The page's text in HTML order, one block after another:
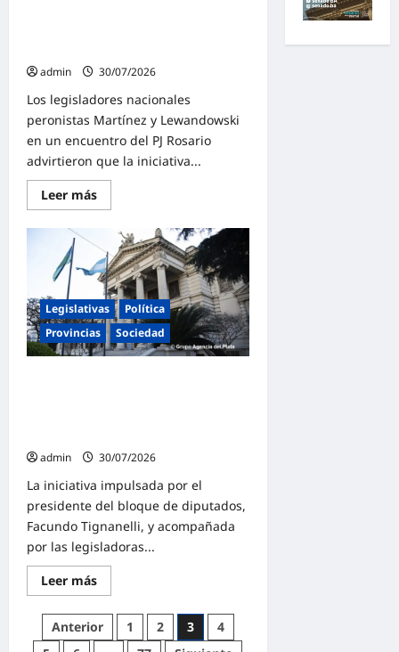
admin
30/07/2026
Los legisladores nacionales
peronistas Martínez y Lewandowski
en un encuentro del PJ Rosario
advirtieron que la iniciativa...
Leer másLee
más
Ley
de
Extranjerización
de
Tierras
de
Milei
es
un
atentado
Legislativas
Política
Provincias
Sociedad
admin
30/07/2026
La iniciativa impulsada por el
presidente del bloque de diputados,
Facundo Tignanelli, y acompañada
por las legisladoras...
Leer másLee
más
Tignanelli
presentó
en
Paginación
Anterior 1 2 3
4